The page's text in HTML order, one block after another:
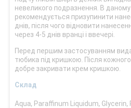
невеликого подразнення. В
рекомендується призупинити
днів, після чого відновити
через 4-5 днів вранці і ввечері.
Перед першим застосуванням
тюбика під кришкою. Після
добре закривати крем кришкою.
Склад
Aqua, Paraffinum Liquidum,